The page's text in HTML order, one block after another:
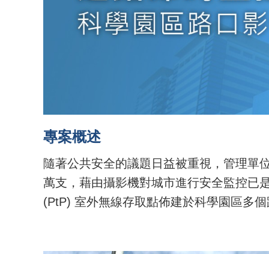
專案概述
隨著公共安全的議題日益被重視，管理單
萬支 ，藉由攝影機對城市進行安全監控已
(PtP) 室外無線存取點佈建於科學園區多